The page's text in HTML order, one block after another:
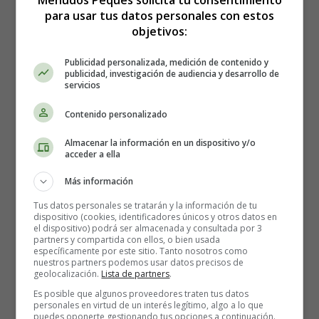
Gran Muralla 🌟
No es una muralla continua
Aunque muchas personas piensan que la Gran Muralla es
una estructura continua, en realidad está compuesta por
varias secciones y fortificaciones que se construyeron en
diferentes épocas. Algunas partes están en ruinas,
mientras que otras se han conservado y restaurado para
los turistas.
Visible desde el espacio… ¿o no?
Existe un mito muy extendido de que la Gran Muralla es
la única estructura hecha por el hombre visible desde el
espacio. Sin embargo, esto no es del todo cierto. Aunque
para usar tus datos personales con estos
objetivos:
Publicidad personalizada, medición de contenido y
publicidad, investigación de audiencia y desarrollo de
servicios
Contenido personalizado
Almacenar la información en un dispositivo y/o
acceder a ella
Más información
Tus datos personales se tratarán y la información de tu
dispositivo (cookies, identificadores únicos y otros datos en
el dispositivo) podrá ser almacenada y consultada por 3
partners y compartida con ellos, o bien usada
específicamente por este sitio. Tanto nosotros como
nuestros partners podemos usar datos precisos de
geolocalización. Lista de partners.
Es posible que algunos proveedores traten tus datos
personales en virtud de un interés legítimo, algo a lo que
puedes oponerte gestionando tus opciones a continuación.